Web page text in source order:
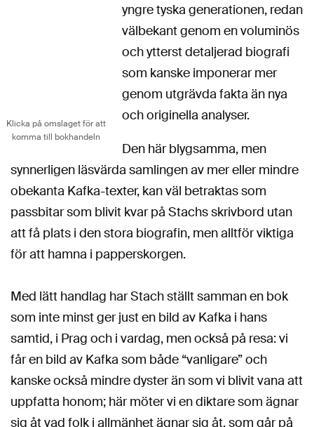
Klicka på omslaget för att
komma till bokhandeln
yngre tyska generationen, redan
välbekant genom en voluminös
och ytterst detaljerad biografi
som kanske imponerar mer
genom utgrävda fakta än nya
och originella analyser.
Den här blygsamma, men
synnerligen läsvärda samlingen av mer eller mindre
obekanta Kafka-texter, kan väl betraktas som
passbitar som blivit kvar på Stachs skrivbord utan
att få plats i den stora biografin, men alltför viktiga
för att hamna i papperskorgen.
Med lätt handlag har Stach ställt samman en bok
som inte minst ger just en bild av Kafka i hans
samtid, i Prag och i vardag, men också på resa: vi
får en bild av Kafka som både “vanligare” och
kanske också mindre dyster än som vi blivit vana att
uppfatta honom; här möter vi en diktare som ägnar
sig åt vad folk i allmänhet ägnar sig åt, som går på